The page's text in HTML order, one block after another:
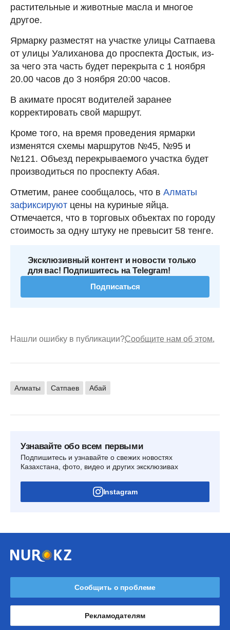
растительные и животные масла и многое
другое.
Ярмарку разместят на участке улицы Сатпаева
от улицы Уалиханова до проспекта Достык, из-
за чего эта часть будет перекрыта с 1 ноября
20.00 часов до 3 ноября 20:00 часов.
В акимате просят водителей заранее
корректировать свой маршрут.
Кроме того, на время проведения ярмарки
изменятся схемы маршрутов №45, №95 и
№121. Объезд перекрываемого участка будет
производиться по проспекту Абая.
Отметим, ранее сообщалось, что в Алматы
зафиксируют цены на куриные яйца.
Отмечается, что в торговых объектах по городу
стоимость за одну штуку не превысит 58 тенге.
Эксклюзивный контент и новости только
для вас! Подпишитесь на Telegram!
Подписаться
Нашли ошибку в публикации?Сообщите нам об этом.
Алматы Сатпаев Абай
Узнавайте обо всем первыми
Подпишитесь и узнавайте о свежих новостях
Казахстана, фото, видео и других эксклюзивах
Instagram
Сообщить о проблеме
Рекламодателям